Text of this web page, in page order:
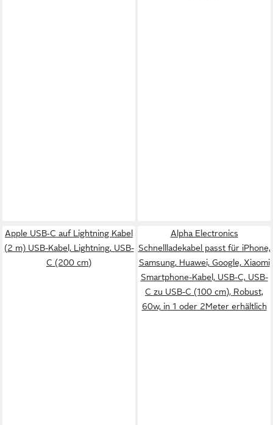
Apple USB‑C auf Lightning Kabel
(2 m) USB-Kabel, Lightning, USB-
C (200 cm)
Alpha Electronics
Schnellladekabel passt für iPhone,
Samsung, Huawei, Google, Xiaomi
Smartphone-Kabel, USB-C, USB-
C zu USB-C (100 cm), Robust,
60w, in 1 oder 2Meter erhältlich